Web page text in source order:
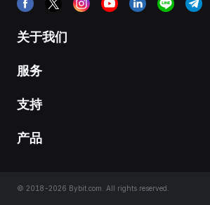
关于我们
服务
支持
产品
© 2018-2026 Bybit.com. All rights reserved.